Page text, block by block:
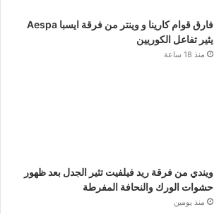
فارق قوام كارينا و وينتر من فرقة ايسبا Aespa
يثير تفاعل الكوريين
منذ 18 ساعة
ويندي من فرقة ريد فيلفيت تثير الجدل بعد ظهور
حشوات الورك والنحافة المفرطة
منذ يومين